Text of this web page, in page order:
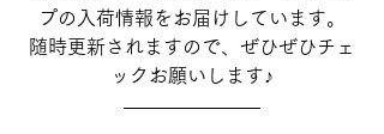
プの入荷情報をお届けしています。
随時更新されますので、ぜひぜひチェ
ックお願いします♪